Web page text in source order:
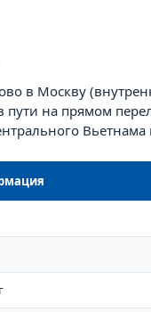
в Москву
на прямом
Вьетнама